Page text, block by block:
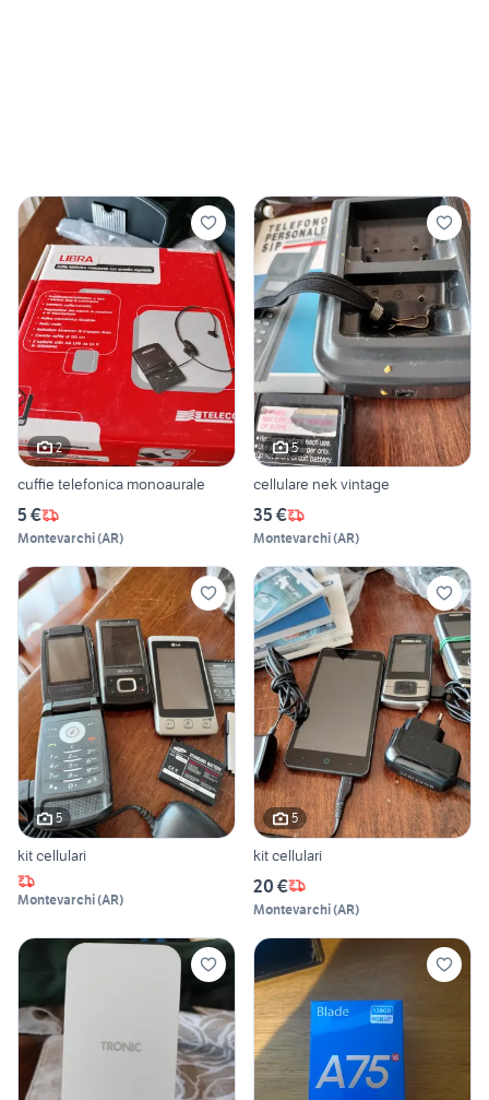
2
cuffie telefonica monoaurale
5 €
Montevarchi(AR)
5
cellulare nek vintage
35 €
Montevarchi(AR)
5
kit cellulari
Montevarchi(AR)
5
kit cellulari
20 €
Montevarchi(AR)